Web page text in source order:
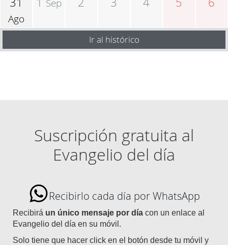
Ago
Sep
Ir al histórico
Suscripción gratuita al
Evangelio del día
Recibirlo cada día por WhatsApp
Recibirá un único mensaje por día con un enlace al
Evangelio del día en su móvil.
Solo tiene que hacer click en el botón desde tu móvil y